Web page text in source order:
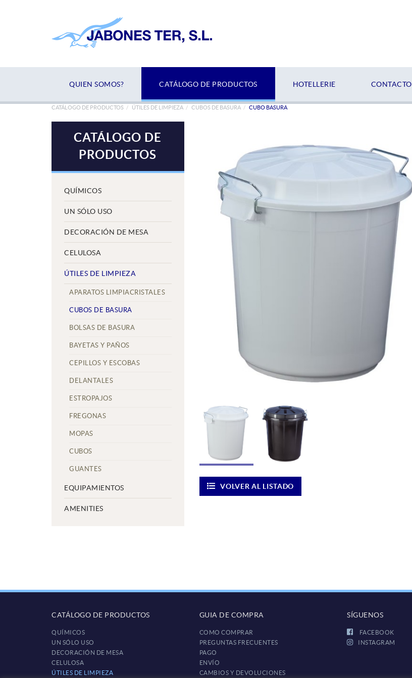
QUIEN SOMOS? CATÁLOGO DE PRODUCTOS HOTELLERIE CONTACTO
CATÁLOGO DE PRODUCTOS ÚTILES DE LIMPIEZA CUBOS DE BASURA CUBO BASURA
CATÁLOGO DE
PRODUCTOS
QUÍMICOS
UN SÓLO USO
DECORACIÓN DE MESA
CELULOSA
ÚTILES DE LIMPIEZA
APARATOS LIMPIACRISTALES
CUBOS DE BASURA
BOLSAS DE BASURA
BAYETAS Y PAÑOS
CEPILLOS Y ESCOBAS
DELANTALES
ESTROPAJOS
FREGONAS
MOPAS
CUBOS
GUANTES
EQUIPAMIENTOS
AMENITIES
VOLVER AL LISTADO
CATÁLOGO DE PRODUCTOS
QUÍMICOS
UN SÓLO USO
DECORACIÓN DE MESA
CELULOSA
ÚTILES DE LIMPIEZA
GUIA DE COMPRA
COMO COMPRAR
PREGUNTAS FRECUENTES
PAGO
ENVÍO
CAMBIOS Y DEVOLUCIONES
SÍGUENOS
FACEBOOK
INSTAGRAM